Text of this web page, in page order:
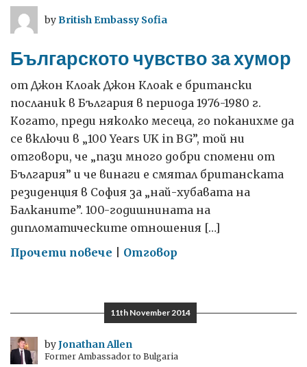
последните
години
byBritish Embassy Sofia
Българското чувство за хумор
от Джон Клоак Джон Клоак е британски
посланик в България в периода 1976-1980 г.
Когато, преди няколко месеца, го поканихме да
се включи в „100 Years UK in BG”, той ни
отговори, че „пази много добри спомени от
България” и че винаги е смятал британската
резиденция в София за „най-хубавата на
Балканите”. 100-годишнината на
дипломатическите отношения […]
Прочети повече on
за
хумор
Отговор
11th November 2014
byJonathan Allen
Former Ambassador to Bulgaria